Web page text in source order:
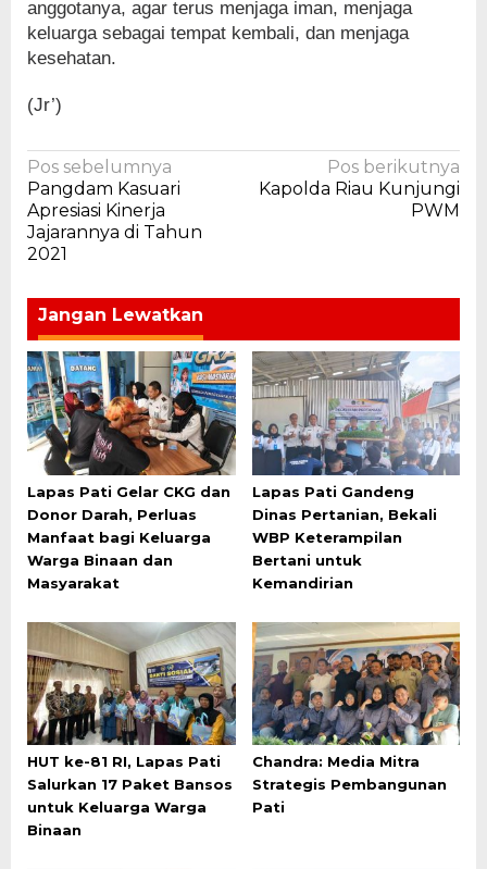
anggotanya, agar terus menjaga iman, menjaga
keluarga sebagai tempat kembali, dan menjaga
kesehatan.
(Jr’)
Navigasi
pos
Pos sebelumnya
Pangdam Kasuari
Apresiasi Kinerja
Jajarannya di Tahun
2021
Pos berikutnya
Kapolda Riau Kunjungi
PWM
Jangan Lewatkan
Lapas Pati Gelar CKG dan
Donor Darah, Perluas
Manfaat bagi Keluarga
Warga Binaan dan
Masyarakat
Lapas Pati Gandeng
Dinas Pertanian, Bekali
WBP Keterampilan
Bertani untuk
Kemandirian
HUT ke-81 RI, Lapas Pati
Salurkan 17 Paket Bansos
untuk Keluarga Warga
Binaan
Chandra: Media Mitra
Strategis Pembangunan
Pati